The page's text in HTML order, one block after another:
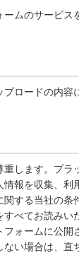
ムのサービ
ロードの内
します。プ
報を収集、
する当社の
べてお読み
ォームに公
い場合は、